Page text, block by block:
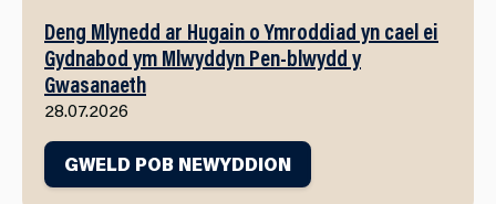
Deng Mlynedd ar Hugain o Ymroddiad yn cael ei
Gydnabod ym Mlwyddyn Pen-blwydd y
Gwasanaeth
28.07.2026
GWELD POB NEWYDDION